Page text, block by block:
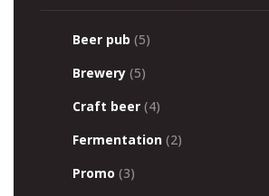
Beer pub (5)
Brewery (5)
Craft beer (4)
Fermentation (2)
Promo (3)